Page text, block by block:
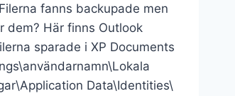
fanns backupade men
dem? Här finns Outlook
sparade i XP Documents
Data\Identities\